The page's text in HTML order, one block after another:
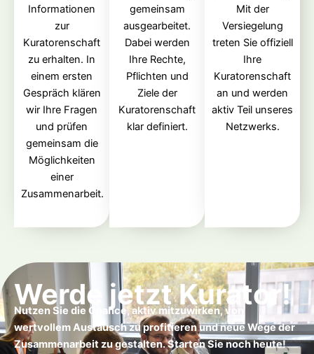
Informationen
zur
Kuratorenschaft
zu erhalten. In
einem ersten
Gespräch klären
wir Ihre Fragen
und prüfen
gemeinsam die
Möglichkeiten
einer
Zusammenarbeit.
gemeinsam
ausgearbeitet.
Dabei werden
Ihre Rechte,
Pflichten und
Ziele der
Kuratorenschaft
klar definiert.
Mit der
Versiegelung
treten Sie offiziell
Ihre
Kuratorenschaft
an und werden
aktiv Teil unseres
Netzwerks.
Werde jetzt Kurator!
Nutzen Sie die Chance, aktiv mitzuwirken, von
wertvollem Austausch zu profitieren und neue Wege der
Zusammenarbeit zu gestalten. Starten Sie noch heute!